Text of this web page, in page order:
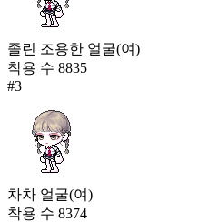
졸린 조용한 얼굴(여)
착용 수 8835
#3
차차 얼굴(여)
착용 수 8374